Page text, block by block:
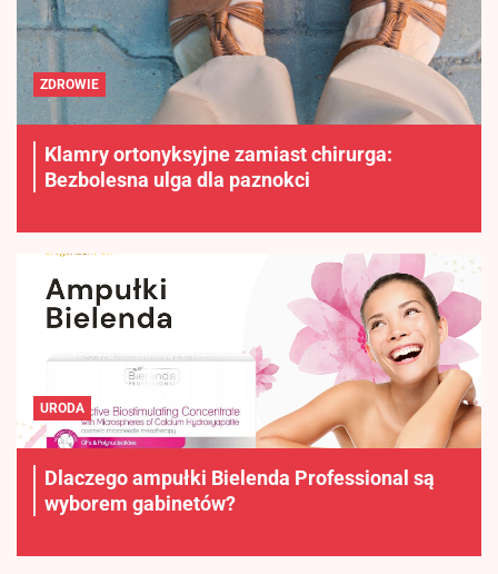
ZDROWIE
Klamry ortonyksyjne zamiast chirurga:
Bezbolesna ulga dla paznokci
URODA
Dlaczego ampułki Bielenda Professional są
wyborem gabinetów?